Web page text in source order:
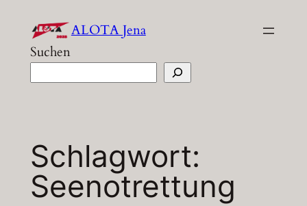
Inhalt
springen
ALOTA Jena
Suchen
Schlagwort:
Seenotrettung